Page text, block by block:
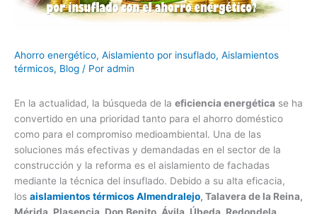
Ahorro energético, Aislamiento por insuflado, Aislamientos
térmicos, Blog / Por admin
En la actualidad, la búsqueda de la eficiencia energética se ha
convertido en una prioridad tanto para el ahorro doméstico
como para el compromiso medioambiental. Una de las
soluciones más efectivas y demandadas en el sector de la
construcción y la reforma es el aislamiento de fachadas
mediante la técnica del insuflado. Debido a su alta eficacia,
los aislamientos térmicos Almendralejo, Talavera de la Reina,
Mérida, Plasencia, Don Benito, Ávila, Úbeda, Redondela,